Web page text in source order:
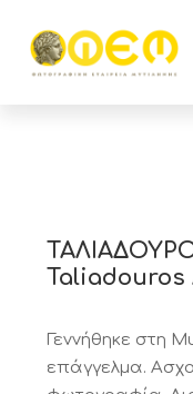
Taliadouros
Γεννήθηκε στη
επάγγελμα.